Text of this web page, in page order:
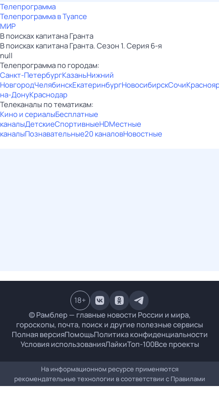
Телепрограмма
Телепрограмма в Туапсе
МИР
В поисках капитана Гранта
В поисках капитана Гранта. Сезон 1. Серия 6-я
null
Телепрограмма по городам:
Санкт-ПетербургКазаньНижний
НовгородЧелябинскЕкатеринбургНовосибирскСочи
на-ДонуКраснодар
Телеканалы по тематикам:
Кино и сериалыБесплатные
каналыДетскиеСпортивныеHDМестные
каналыПознавательные20 каналовНовостные
© Рамблер — главные новости России и мира,
гороскопы, почта, поиск и другие полезные сервисы
Полная версияПомощьПолитика конфиденциальности
Условия использованияЛайкиТоп-100Все проекты
18+
На информационном ресурсе применяются
рекомендательные технологии в соответствии с Правилами